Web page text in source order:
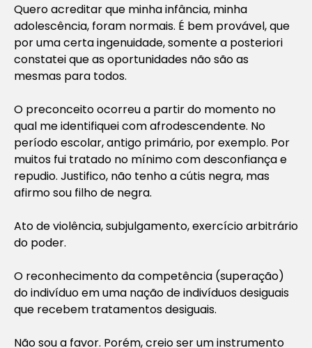
Quero acreditar que minha infância, minha
adolescência, foram normais. É bem provável, que
por uma certa ingenuidade, somente a posteriori
constatei que as oportunidades não são as
mesmas para todos.
O preconceito ocorreu a partir do momento no
qual me identifiquei com afrodescendente. No
período escolar, antigo primário, por exemplo. Por
muitos fui tratado no mínimo com desconfiança e
repudio. Justifico, não tenho a cútis negra, mas
afirmo sou filho de negra.
Ato de violência, subjulgamento, exercício arbitrário
do poder.
O reconhecimento da competência (superação)
do indivíduo em uma nação de indivíduos desiguais
que recebem tratamentos desiguais.
Não sou a favor. Porém, creio ser um instrumento